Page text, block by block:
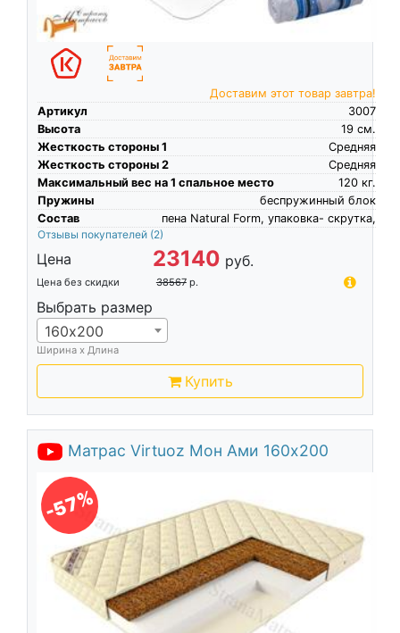
Доставим этот товар завтра!
Артикул
3007
Высота
см.
19
Жесткость стороны 1
Средняя
Жесткость стороны 2
Средняя
Максимальный вес на 1 спальное место
кг.
120
Пружины
беспружинный блок
Состав
пена Natural Form, упаковка- скрутка,
Отзывы покупателей (2)
Цена 23140 руб.
Цена без скидки 38567 р.
Выбрать размер
160х200
Ширина х Длина
Купить
Матрас Virtuoz Мон Ами 160х200
-57%